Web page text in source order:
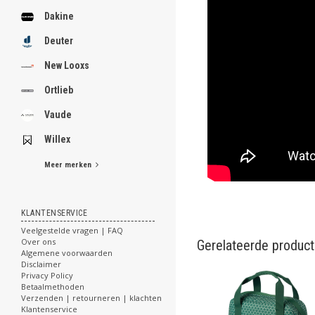
Dakine
Deuter
New Looxs
Ortlieb
Vaude
Willex
Meer merken
KLANTENSERVICE
Veelgestelde vragen | FAQ
Over ons
Algemene voorwaarden
Disclaimer
Privacy Policy
Betaalmethoden
Verzenden | retourneren | klachten
Klantenservice
Gerelateerde